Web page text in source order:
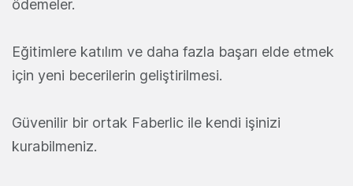
ödemeler.
Eğitimlere katılım ve daha fazla başarı elde etmek
için yeni becerilerin geliştirilmesi.
Güvenilir bir ortak Faberlic ile kendi işinizi
kurabilmeniz.